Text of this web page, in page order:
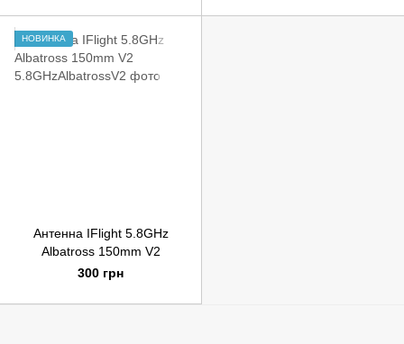
НОВИНКА
Антенна IFlight 5.8GHz
Albatross 150mm V2
300 грн